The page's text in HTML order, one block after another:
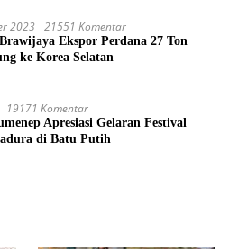
2023 21551 Komentar
Ekspor Perdana 27 Ton
ke Korea Selatan
19171 Komentar
Apresiasi Gelaran Festival
di Batu Putih